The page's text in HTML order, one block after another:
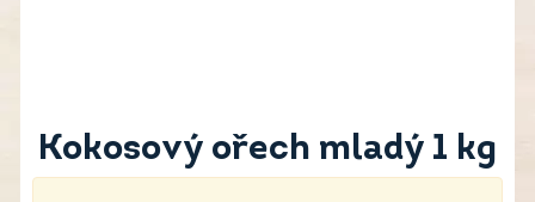
Kokosový ořech mladý 1 kg